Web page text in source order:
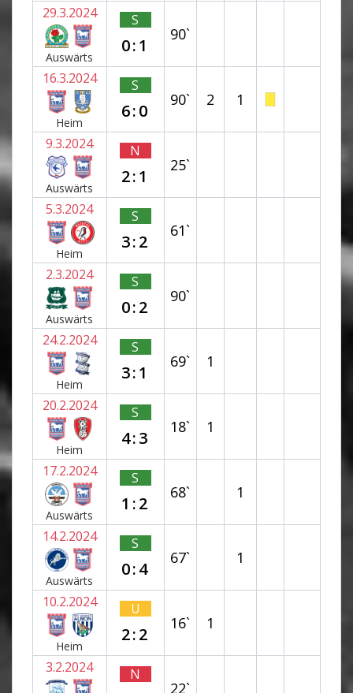
29.3.2024
Auswärts
S
0:1
90`
16.3.2024
Heim
S
6:0
90` 2 1
9.3.2024
Auswärts
N
2:1
25`
5.3.2024
Heim
S
3:2
61`
2.3.2024
Auswärts
S
0:2
90`
24.2.2024
Heim
S
3:1
69` 1
20.2.2024
Heim
S
4:3
18` 1
17.2.2024
Auswärts
S
1:2
68` 1
14.2.2024
Auswärts
S
0:4
67` 1
10.2.2024
Heim
U
2:2
16` 1
3.2.2024 N
22`